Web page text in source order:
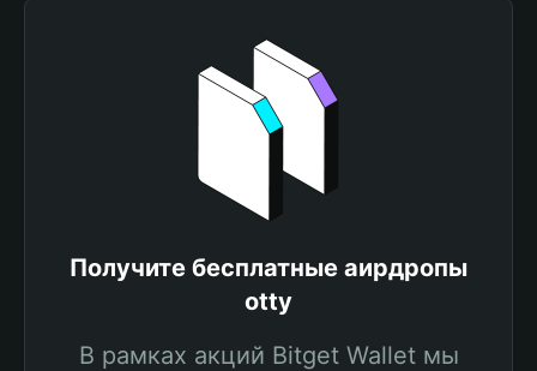
Получите бесплатные аирдропы
otty
В рамках акций Bitget Wallet мы